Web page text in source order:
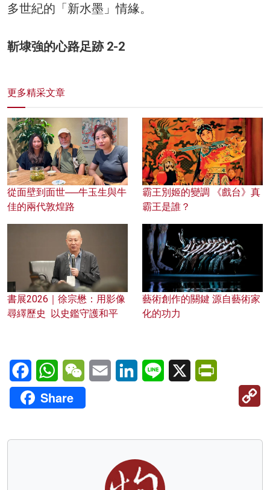
多世紀的「新水墨」情緣。
靳埭強的心路足跡 2-2
更多精采文章
從面壁到面世──牛玉生與牛
佳的兩代敦煌路
霸王別姬的變調 《戲台》真
霸王是誰？
書展2026｜徐宗懋：用影像
尋繹歷史 以史鑑守護和平
藝術創作的關鍵 源自藝術家
化的功力
FacebookWhatsAppWeChatEmail LinkedInLine X
Share